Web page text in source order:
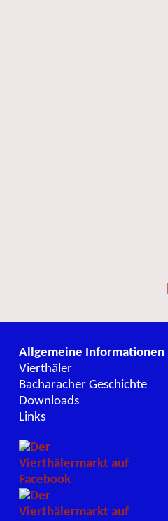
Allgemeine Informationen
Vierthäler
Bacharacher Geschichte
Downloads
Links